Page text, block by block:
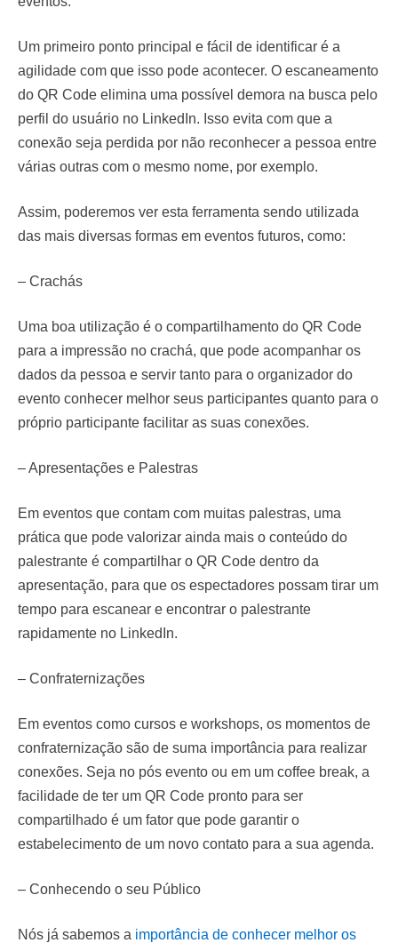
Um primeiro ponto principal e fácil de identificar é a
agilidade com que isso pode acontecer. O escaneamento
do QR Code elimina uma possível demora na busca pelo
perfil do usuário no LinkedIn. Isso evita com que a
conexão seja perdida por não reconhecer a pessoa entre
várias outras com o mesmo nome, por exemplo.
Assim, poderemos ver esta ferramenta sendo utilizada
das mais diversas formas em eventos futuros, como:
– Crachás
Uma boa utilização é o compartilhamento do QR Code
para a impressão no crachá, que pode acompanhar os
dados da pessoa e servir tanto para o organizador do
evento conhecer melhor seus participantes quanto para o
próprio participante facilitar as suas conexões.
– Apresentações e Palestras
Em eventos que contam com muitas palestras, uma
prática que pode valorizar ainda mais o conteúdo do
palestrante é compartilhar o QR Code dentro da
apresentação, para que os espectadores possam tirar um
tempo para escanear e encontrar o palestrante
rapidamente no LinkedIn.
– Confraternizações
Em eventos como cursos e workshops, os momentos de
confraternização são de suma importância para realizar
conexões. Seja no pós evento ou em um coffee break, a
facilidade de ter um QR Code pronto para ser
compartilhado é um fator que pode garantir o
estabelecimento de um novo contato para a sua agenda.
– Conhecendo o seu Público
Nós já sabemos a importância de conhecer melhor os